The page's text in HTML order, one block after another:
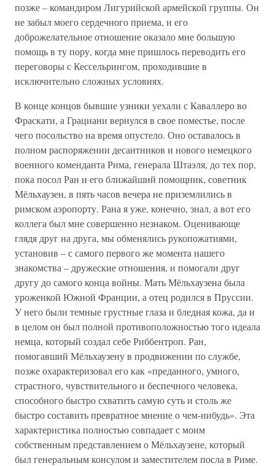
позже – командиром Лигурийской армейской группы. Он
не забыл моего сердечного приема, и его
доброжелательное отношение оказало мне большую
помощь в ту пору, когда мне пришлось переводить его
переговоры с Кессельрингом, проходившие в
исключительно сложных условиях.
В конце концов бывшие узники уехали с Каваллеро во
Фраскати, а Грациани вернулся в свое поместье, после
чего посольство на время опустело. Оно оставалось в
полном распоряжении десантников и нового немецкого
военного коменданта Рима, генерала Штаэля, до тех пор,
пока посол Ран и его ближайший помощник, советник
Мёльхаузен, в пять часов вечера не приземлились в
римском аэропорту. Рана я уже, конечно, знал, а вот его
коллега был мне совершенно незнаком. Оценивающе
глядя друг на друга, мы обменялись рукопожатиями,
установив – с самого первого же момента нашего
знакомства – дружеские отношения, и помогали друг
другу до самого конца войны. Мать Мёльхаузена была
уроженкой Южной Франции, а отец родился в Пруссии.
У него были темные грустные глаза и бледная кожа, да и
в целом он был полной противоположностью того идеала
немца, который создал себе Риббентроп. Ран,
помогавший Мёльхаузену в продвижении по службе,
позже охарактеризовал его как «преданного, умного,
страстного, чувствительного и беспечного человека,
способного быстро схватить самую суть и столь же
быстро составить превратное мнение о чем-нибудь». Эта
характеристика полностью совпадает с моим
собственным представлением о Мёльхаузене, который
был генеральным консулом и заместителем посла в Риме.